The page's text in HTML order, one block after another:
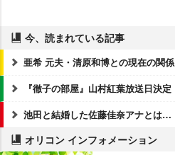
今、読まれている記事
亜希 元夫・清原和博との現在の関係
『徹子の部屋』山村紅葉放送日決定
池田と結婚した佐藤佳奈アナとは…
オリコン インフォメーション